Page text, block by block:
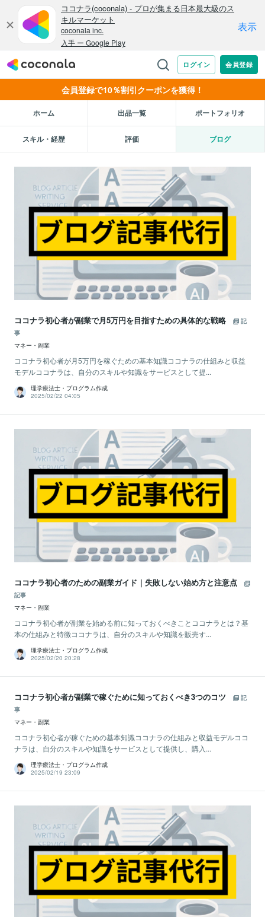
会員登録で10％割引クーポンを獲得！
ホーム 出品一覧 ポートフォリオ
スキル・経歴 評価 ブログ
ココナラ初心者が副業で月5万円を目指すための具体的な戦略
記
事
マネー・副業
ココナラ初心者が月5万円を稼ぐための基本知識ココナラの仕組みと収益
モデルココナラは、自分のスキルや知識をサービスとして提...
理学療法士・プログラム作成
2025/02/22 04:05
ココナラ初心者のための副業ガイド｜失敗しない始め方と注意点
記事
マネー・副業
ココナラ初心者が副業を始める前に知っておくべきことココナラとは？基
本の仕組みと特徴ココナラは、自分のスキルや知識を販売す...
理学療法士・プログラム作成
2025/02/20 20:28
ココナラ初心者が副業で稼ぐために知っておくべき3つのコツ
記
事
マネー・副業
ココナラ初心者が稼ぐための基本知識ココナラの仕組みと収益モデルココ
ナラは、自分のスキルや知識をサービスとして提供し、購入...
理学療法士・プログラム作成
2025/02/19 23:09